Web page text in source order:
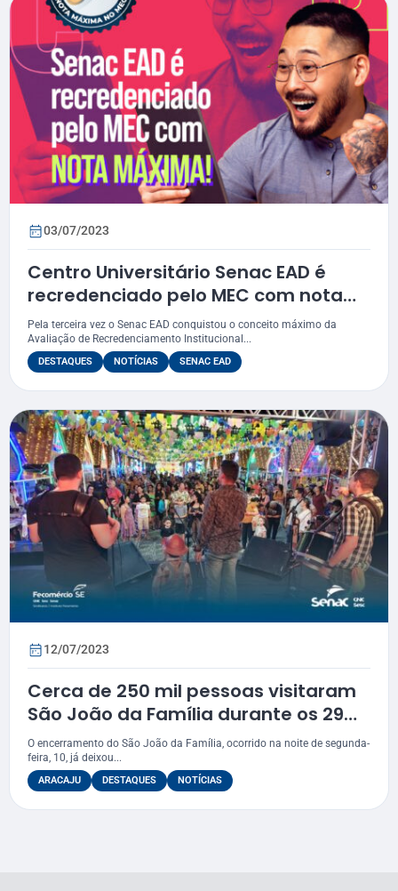
03/07/2023
Centro Universitário Senac EAD é
recredenciado pelo MEC com nota
máxima
Pela terceira vez o Senac EAD conquistou o conceito máximo da
Avaliação de Recredenciamento Institucional...
DESTAQUES NOTÍCIAS SENAC EAD
12/07/2023
Cerca de 250 mil pessoas visitaram
São João da Família durante os 29
dias da festa
O encerramento do São João da Família, ocorrido na noite de segunda-
feira, 10, já deixou...
ARACAJU DESTAQUES NOTÍCIAS